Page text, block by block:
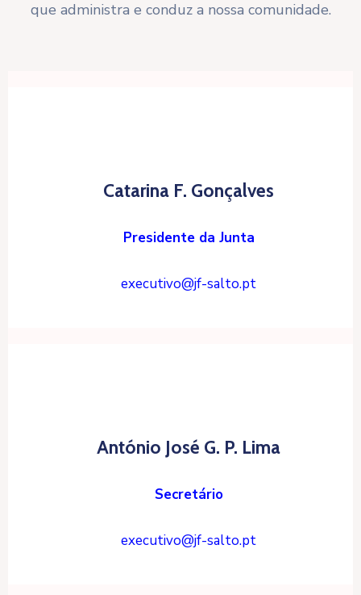
que administra e conduz a nossa comunidade.
Catarina F. Gonçalves
Presidente da Junta
executivo@jf-salto.pt
António José G. P. Lima
Secretário
executivo@jf-salto.pt